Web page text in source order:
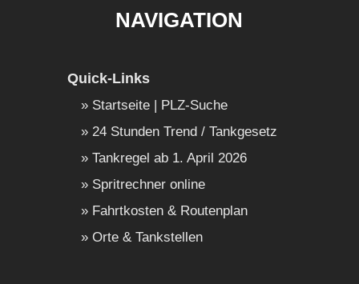
NAVIGATION
Quick-Links
Startseite | PLZ-Suche
24 Stunden Trend / Tankgesetz
Tankregel ab 1. April 2026
Spritrechner online
Fahrtkosten & Routenplan
Orte & Tankstellen